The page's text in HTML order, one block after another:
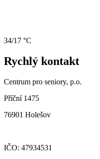
34/17 °C
Rychlý kontakt
Centrum pro seniory, p.o.
Příční 1475
76901 Holešov
IČO: 47934531